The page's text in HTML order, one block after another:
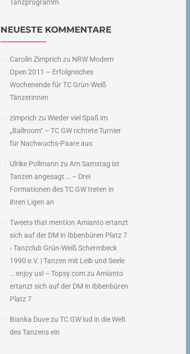
Tanzprogramm
NEUESTE KOMMENTARE
Carolin Zimprich zu NRW Modern
Open 2011 – Erfolgreiches
Wochenende für TC Grün-Weiß
Tänzerinnen
zimprich zu Wieder viel Spaß im
„Ballroom“ – TC GW richtete Turnier
für Nachwuchs-Paare aus
Ulrike Pollmann zu Am Samstag ist
Tanzen angesagt … – Drei
Formationen des TC GW treten in
ihren Ligen an
Tweets that mention Amianto ertanzt
sich auf der DM in Ibbenbüren Platz 7
‹ Tanzclub Grün-Weiß Schermbeck
1990 e.V. | Tanzen mit Leib und Seele
...enjoy us! -- Topsy.comzu Amianto
ertanzt sich auf der DM in Ibbenbüren
Platz 7
Bianka Duvezu TC GW lud in die Welt
des Tanzens ein